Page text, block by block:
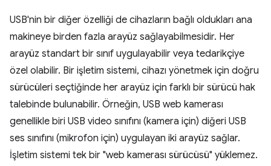
USB'nin bir diğer özelliği de cihazların bağlı oldukları ana
makineye birden fazla arayüz sağlayabilmesidir. Her
arayüz standart bir sınıf uygulayabilir veya tedarikçiye
özel olabilir. Bir işletim sistemi, cihazı yönetmek için doğru
sürücüleri seçtiğinde her arayüz için farklı bir sürücü hak
talebinde bulunabilir. Örneğin, USB web kamerası
genellikle biri USB video sınıfını (kamera için) diğeri USB
ses sınıfını (mikrofon için) uygulayan iki arayüz sağlar.
İşletim sistemi tek bir "web kamerası sürücüsü" yüklemez.